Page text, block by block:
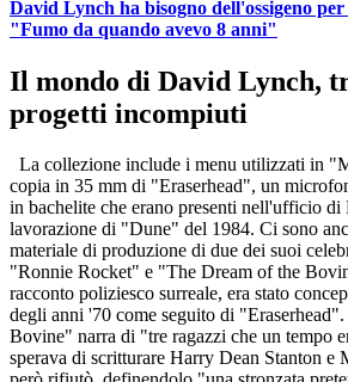
David Lynch ha bisogno dell'ossigeno
"Fumo da quando avevo 8 anni"
Il mondo di David Lynch,
progetti incompiuti
La collezione include i menu utilizzati in
copia in 35 mm di "Eraserhead", un
in bachelite che erano presenti nell'ufficio di
lavorazione di "Dune" del 1984. Ci sono
materiale di produzione di due dei suoi
"Ronnie Rocket" e "The Dream of the
racconto poliziesco surreale, era stato
degli anni '70 come seguito di
Bovine" narra di "tre ragazzi che un tempo
sperava di scritturare Harry Dean Stanton e